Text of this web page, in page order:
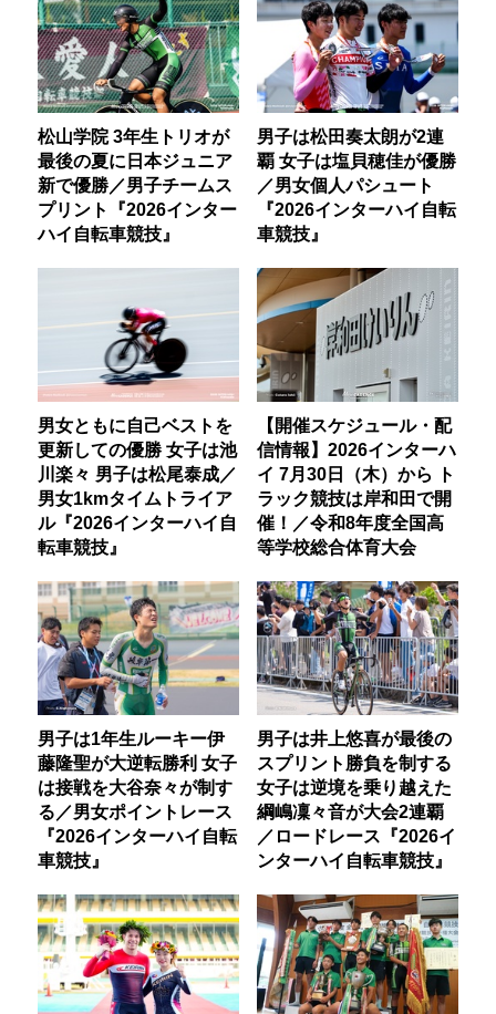
松山学院 3年生トリオが
最後の夏に日本ジュニア
新で優勝／男子チームス
プリント『2026インター
ハイ自転車競技』
男子は松田奏太朗が2連
覇 女子は塩貝穂佳が優勝
／男女個人パシュート
『2026インターハイ自転
車競技』
男女ともに自己ベストを
更新しての優勝 女子は池
川楽々 男子は松尾泰成／
男女1kmタイムトライア
ル『2026インターハイ自
転車競技』
【開催スケジュール・配
信情報】2026インターハ
イ 7月30日（木）から ト
ラック競技は岸和田で開
催！／令和8年度全国高
等学校総合体育大会
男子は1年生ルーキー伊
藤隆聖が大逆転勝利 女子
は接戦を大谷奈々が制す
る／男女ポイントレース
『2026インターハイ自転
車競技』
男子は井上悠喜が最後の
スプリント勝負を制する
女子は逆境を乗り越えた
綱嶋凜々音が大会2連覇
／ロードレース『2026イ
ンターハイ自転車競技』